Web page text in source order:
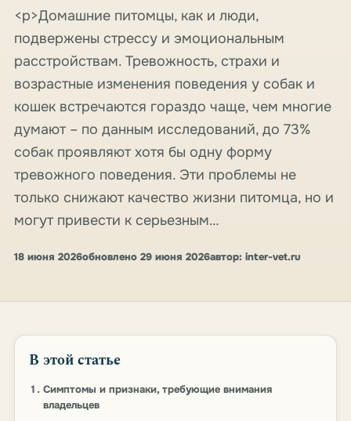
<p>Домашние питомцы, как и люди,
подвержены стрессу и эмоциональным
расстройствам. Тревожность, страхи и
возрастные изменения поведения у собак и
кошек встречаются гораздо чаще, чем многие
думают – по данным исследований, до 73%
собак проявляют хотя бы одну форму
тревожного поведения. Эти проблемы не
только снижают качество жизни питомца, но и
могут привести к серьезным…
18 июня 2026обновлено 29 июня 2026автор: inter-vet.ru
В этой статье
Симптомы и признаки, требующие внимания
владельцев